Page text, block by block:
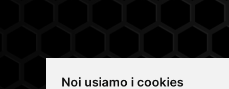
Noi usiamo i cookies